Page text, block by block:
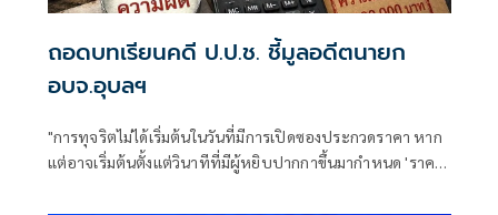
ถอดบทเรียนคดี ป.ป.ช. ชี้มูลอดีตนายก
อบจ.อุบลฯ
"การทุจริตไม่ได้เริ่มต้นในวันที่มีการเปิดซองประกวดราคา หาก
แต่อาจเริ่มต้นตั้งแต่วินาทีที่มีผู้หยิบปากกาขึ้นมากำหนด 'ราคา